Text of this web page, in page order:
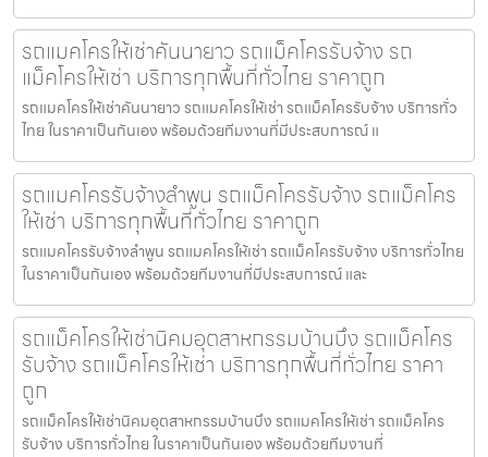
รถแมคโครให้เช่าคันนายาว รถแม็คโครรับจ้าง รถ
แม็คโครให้เช่า บริการทุกพื้นที่ทั่วไทย ราคาถูก
รถแมคโครให้เช่าคันนายาว รถแมคโครให้เช่า รถแม็คโครรับจ้าง บริการทั่ว
ไทย ในราคาเป็นกันเอง พร้อมด้วยทีมงานที่มีประสบการณ์ แ
รถแมคโครรับจ้างลำพูน รถแม็คโครรับจ้าง รถแม็คโคร
ให้เช่า บริการทุกพื้นที่ทั่วไทย ราคาถูก
รถแมคโครรับจ้างลำพูน รถแมคโครให้เช่า รถแม็คโครรับจ้าง บริการทั่วไทย
ในราคาเป็นกันเอง พร้อมด้วยทีมงานที่มีประสบการณ์ และ
รถแม็คโครให้เช่านิคมอุตสาหกรรมบ้านบึง รถแม็คโคร
รับจ้าง รถแม็คโครให้เช่า บริการทุกพื้นที่ทั่วไทย ราคา
ถูก
รถแม็คโครให้เช่านิคมอุตสาหกรรมบ้านบึง รถแมคโครให้เช่า รถแม็คโคร
รับจ้าง บริการทั่วไทย ในราคาเป็นกันเอง พร้อมด้วยทีมงานที่